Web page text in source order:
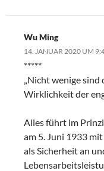
Wu Ming
14. JANUAR 2020 UM
*****
„Nicht wenige sind
Wirklichkeit der
Alles führt im
am 5. Juni 1933
als Sicherheit an